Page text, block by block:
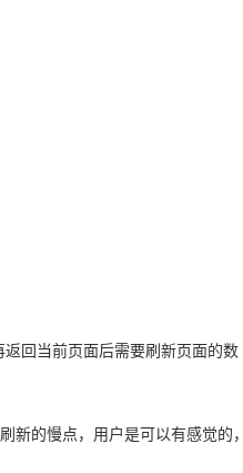
回当前页面后需要刷新页面的数
新的慢点，用户是可以有感觉的